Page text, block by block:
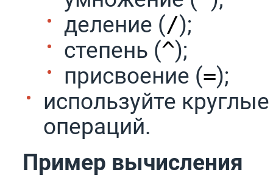
деление (/);
степень (^);
присвоение (=);
используйте
операций.
Пример вычисления